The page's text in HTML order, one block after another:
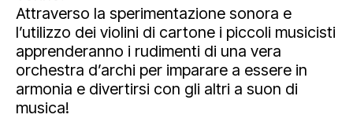
Attraverso la sperimentazione sonora e
l’utilizzo dei violini di cartone i piccoli musicisti
apprenderanno i rudimenti di una vera
orchestra d’archi per imparare a essere in
armonia e divertirsi con gli altri a suon di
musica!